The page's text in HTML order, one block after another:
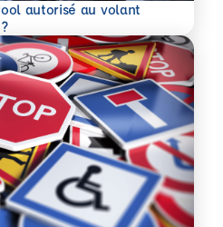
autorisé au volant